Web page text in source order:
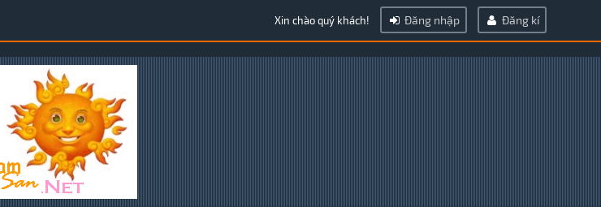
Xin chào quý khách! Đăng nhập Đăng kí